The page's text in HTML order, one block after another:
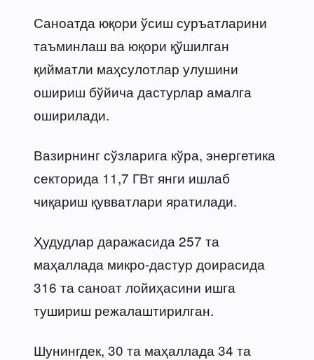
Саноатда юқори ўсиш суръатларини
таъминлаш ва юқори қўшилган
қийматли маҳсулотлар улушини
ошириш бўйича дастурлар амалга
оширилади.
Вазирнинг сўзларига кўра, энергетика
секторида 11,7 ГВт янги ишлаб
чиқариш қувватлари яратилади.
Ҳудудлар даражасида 257 та
маҳаллада микро-дастур доирасида
316 та саноат лойиҳасини ишга
тушириш режалаштирилган.
Шунингдек, 30 та маҳаллада 34 та